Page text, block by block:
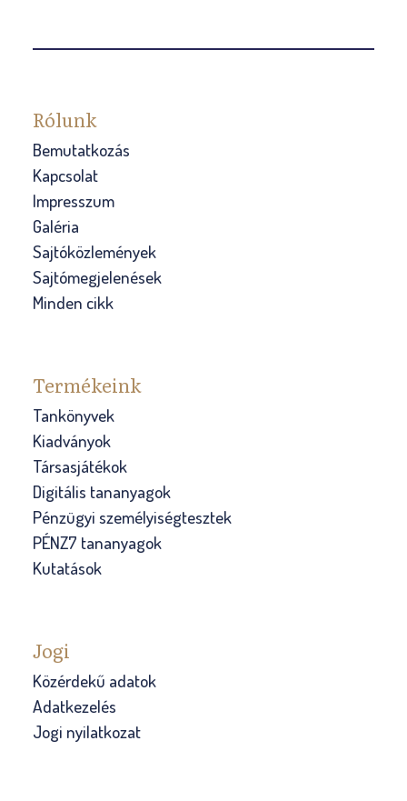
Rólunk
Bemutatkozás
Kapcsolat
Impresszum
Galéria
Sajtóközlemények
Sajtómegjelenések
Minden cikk
Termékeink
Tankönyvek
Kiadványok
Társasjátékok
Digitális tananyagok
Pénzügyi személyiségtesztek
PÉNZ7 tananyagok
Kutatások
Jogi
Közérdekű adatok
Adatkezelés
Jogi nyilatkozat